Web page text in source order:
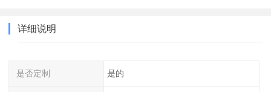
详细说明
是否定制 是的